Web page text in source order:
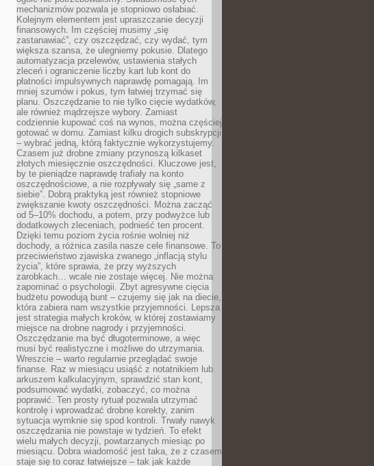
mechanizmów pozwala je stopniowo osłabiać.
Kolejnym elementem jest upraszczanie decyzji
finansowych. Im częściej musimy „się
zastanawiać”, czy oszczędzać, czy wydać, tym
większa szansa, że ulegniemy pokusie. Dlatego
automatyzacja przelewów, ustawienia stałych
zleceń i ograniczenie liczby kart lub kont do
płatności impulsywnych naprawdę pomagają. Im
mniej szumów i pokus, tym łatwiej trzymać się
planu. Oszczędzanie to nie tylko cięcie wydatków,
ale również mądrzejsze wybory. Zamiast
codziennie kupować coś na wynos, można częściej
gotować w domu. Zamiast kilku drogich subskrypcji
– wybrać jedną, którą faktycznie wykorzystujemy.
Czasem już drobne zmiany przynoszą kilkaset
złotych miesięcznie oszczędności. Kluczowe jest,
by te pieniądze naprawdę trafiały na konto
oszczędnościowe, a nie rozpływały się „same z
siebie”. Dobrą praktyką jest również stopniowe
zwiększanie kwoty oszczędności. Można zacząć
od 5–10% dochodu, a potem, przy podwyżce lub
dodatkowych zleceniach, podnieść ten procent.
Dzięki temu poziom życia rośnie wolniej niż
dochody, a różnica zasila nasze cele finansowe. To
przeciwieństwo zjawiska zwanego „inflacją stylu
życia”, które sprawia, że przy wyższych
zarobkach… wcale nie zostaje więcej. Nie można
zapominać o psychologii. Zbyt agresywne cięcia
budżetu powodują bunt – czujemy się jak na diecie,
która zabiera nam wszystkie przyjemności. Lepsza
jest strategia małych kroków, w której zostawiamy
miejsce na drobne nagrody i przyjemności.
Oszczędzanie ma być długoterminowe, a więc
musi być realistyczne i możliwe do utrzymania.
Wreszcie – warto regularnie przeglądać swoje
finanse. Raz w miesiącu usiąść z notatnikiem lub
arkuszem kalkulacyjnym, sprawdzić stan kont,
podsumować wydatki, zobaczyć, co można
poprawić. Ten prosty rytuał pozwala utrzymać
kontrolę i wprowadzać drobne korekty, zanim
sytuacja wymknie się spod kontroli. Trwały nawyk
oszczędzania nie powstaje w tydzień. To efekt
wielu małych decyzji, powtarzanych miesiąc po
miesiącu. Dobra wiadomość jest taka, że z czasem
staje się to coraz łatwiejsze – tak jak każde